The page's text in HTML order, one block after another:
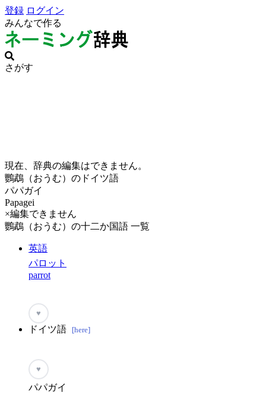
登録 ログイン
みんなで作る
さがす
現在、辞典の編集はできません。
鸚鵡（おうむ）のドイツ語
パパガイ
Papagei
×編集できません
鸚鵡（おうむ）の十二か国語 一覧
英語
パロット
parrot
♥
ドイツ語 [here]
♥
パパガイ